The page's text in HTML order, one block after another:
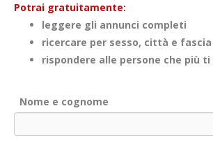
Potrai gratuitamente:
leggere gli annunci completi
ricercare per sesso, città e
rispondere alle persone che più ti
Nome e cognome